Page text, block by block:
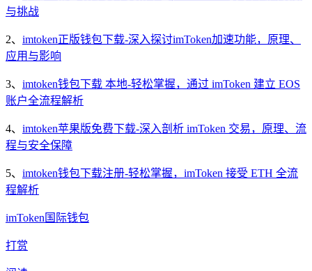
与挑战
2、 imtoken正版钱包下载-深入探讨imToken加速功能，原理、
应用与影响
3、 imtoken钱包下载 本地-轻松掌握，通过 imToken 建立 EOS
账户全流程解析
4、 imtoken苹果版免费下载-深入剖析 imToken 交易，原理、流
程与安全保障
5、 imtoken钱包下载注册-轻松掌握，imToken 接受 ETH 全流
程解析
imToken 国际钱包
打赏